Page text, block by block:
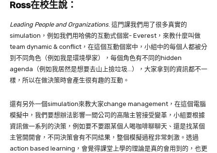
Ross在校生說：
Leading People and Organizations. 這門課我們用了很多真實的
simulation，例如我們用哈佛的互動式個案- Everest，來教什麼叫做
team dynamic & conflict，在這個互動個案中，小組中的每個人都被分
到不同角色（例如我是環境學家），每個角色有不同的hidden
agenda（例如我居然是想要去山上撿垃圾…），大家拿到的資訊都不一
樣，所以在做決策時會產生很有趣的互動。
還有另外一個simulation來教大家change management，在這個電腦
模擬中，我們要想辦法影響一間公司的高階主管接受變革，小組要根據
資訊做一系列的決策，例如要不要跟某個人喝咖啡聊聊天、還是找某個
主管開開會，不同決策會有不同結果，整個模擬過程非常刺激。透過
action based learning，會覺得課堂上學的理論是真的會用到的，也更